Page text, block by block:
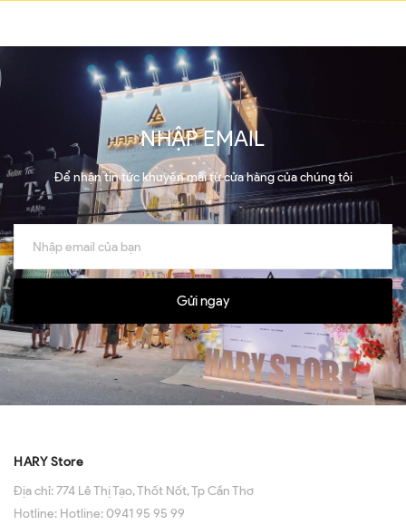
NHẬP EMAIL
Để nhận tin tức khuyến mãi từ cửa hàng của chúng tôi
Gửi ngay
HARY Store
Địa chỉ:774 Lê Thị Tạo, Thốt Nốt, Tp Cần Thơ
Hotline: Hotline: 0941 95 95 99